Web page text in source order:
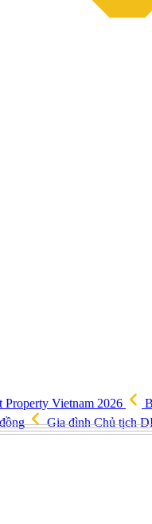
Property Vietnam 2026
Gia đình Chủ tịch